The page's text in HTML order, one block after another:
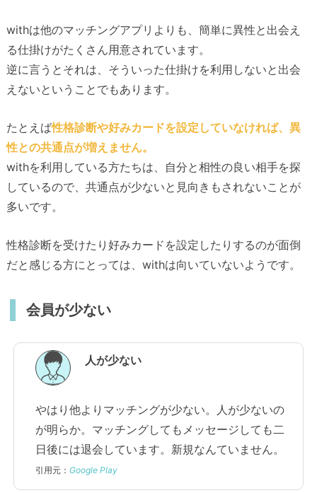
withは他のマッチングアプリよりも、簡単に異性と出会え
る仕掛けがたくさん用意されています。
逆に言うとそれは、そういった仕掛けを利用しないと出会
えないということでもあります。
たとえば性格診断や好みカードを設定していなければ、異
性との共通点が増えません。
withを利用している方たちは、自分と相性の良い相手を探
しているので、共通点が少ないと見向きもされないことが
多いです。
性格診断を受けたり好みカードを設定したりするのが面倒
だと感じる方にとっては、withは向いていないようです。
会員が少ない
人が少ない
やはり他よりマッチングが少ない。人が少ないの
が明らか。マッチングしてもメッセージしても二
日後には退会しています。新規なんていません。
引用元： Google Play